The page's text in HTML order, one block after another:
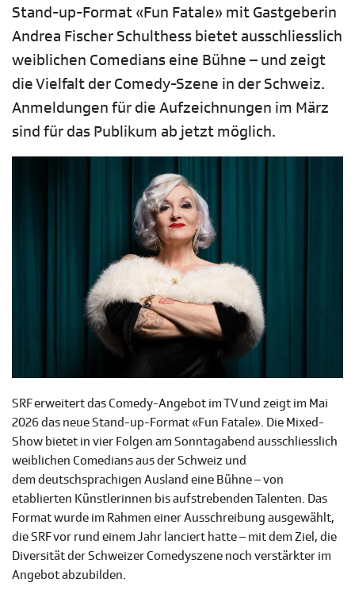
Stand-up-Format «Fun Fatale» mit Gastgeberin
Andrea Fischer Schulthess bietet ausschliesslich
weiblichen Comedians eine Bühne – und zeigt
die Vielfalt der Comedy-Szene in der Schweiz.
Anmeldungen für die Aufzeichnungen im März
sind für das Publikum ab jetzt möglich.
SRF erweitert das Comedy-Angebot im TV und zeigt im Mai
2026 das neue Stand-up-Format «Fun Fatale». Die Mixed-
Show bietet in vier Folgen am Sonntagabend ausschliesslich
weiblichen Comedians aus der Schweiz und
dem deutschsprachigen Ausland eine Bühne – von
etablierten Künstlerinnen bis aufstrebenden Talenten. Das
Format wurde im Rahmen einer Ausschreibung ausgewählt,
die SRF vor rund einem Jahr lanciert hatte – mit dem Ziel, die
Diversität der Schweizer Comedyszene noch verstärkter im
Angebot abzubilden.